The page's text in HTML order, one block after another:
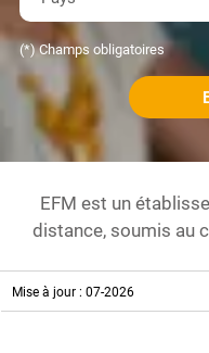
(*) Champs obligatoires
EFM est un
distance, soumis au
Mise à jour : 07-2026